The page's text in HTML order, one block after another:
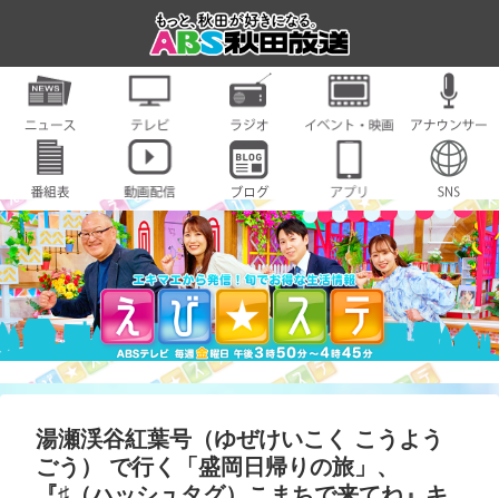
湯瀬渓谷紅葉号（ゆぜけいこく こうよう
ごう） で行く「盛岡日帰りの旅」、